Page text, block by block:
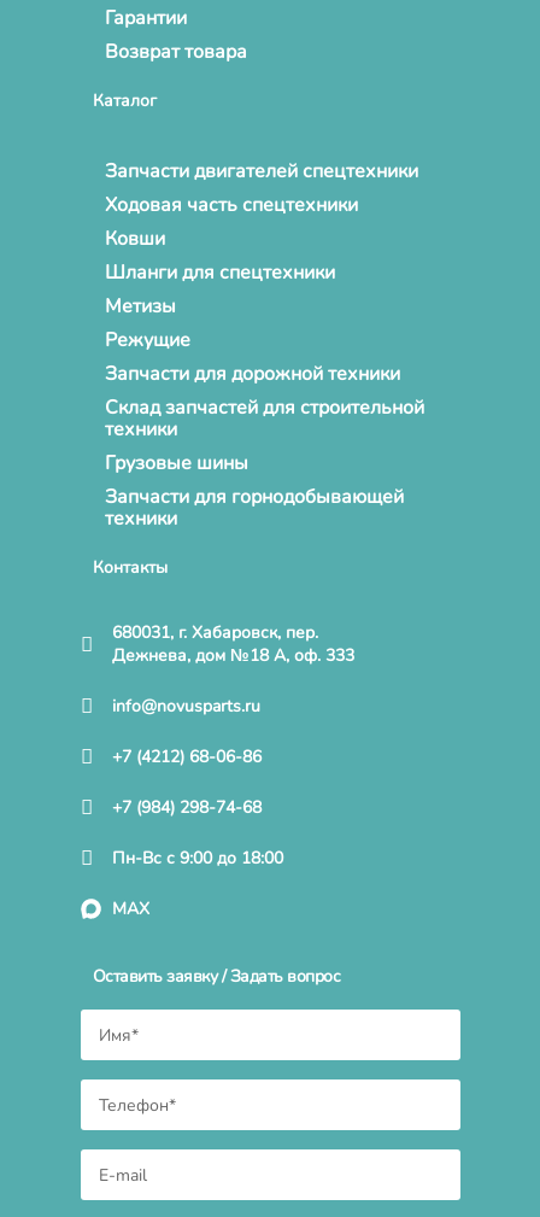
Гарантии
Возврат товара
Каталог
Запчасти двигателей спецтехники
Ходовая часть спецтехники
Ковши
Шланги для спецтехники
Метизы
Режущие
Запчасти для дорожной техники
Склад запчастей для строительной
техники
Грузовые шины
Запчасти для горнодобывающей
техники
Контакты
680031, г. Хабаровск, пер.
Дежнева, дом №18 А, оф. 333
info@novusparts.ru
+7 (4212) 68-06-86
+7 (984) 298-74-68
Пн-Вс с 9:00 до 18:00
MAX
Оставить заявку / Задать вопрос